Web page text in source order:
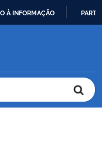
À INFORMAÇÃO